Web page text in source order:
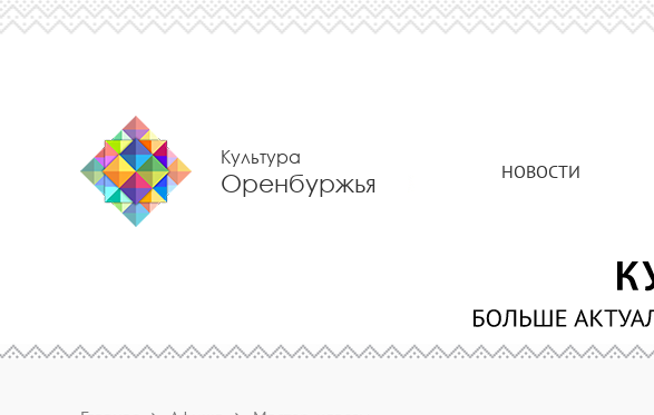
Культура
Оренбуржья НОВОСТИ